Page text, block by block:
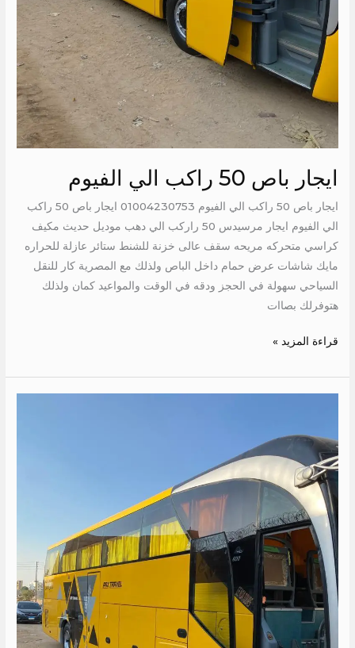
ايجار باص 50 راكب الي الفيوم
ايجار باص 50 راكب الي الفيوم 01004230753 ايجار باص 50 راكب
الي الفيوم ايجار مرسيدس 50 راركب الي دهب موديل حديث مكيف
كراسي متحركه مريحه سقف عالى خزنة للشنط ستائر عازلة للحراره
مايك شاشات عرض حمام داخل الباص ولذلك مع المصرية كار للنقل
السياحي سهولة في الحجز ودقه في الوقت والمواعيد كمان ولذلك
هتوفرلك بصاات
قراءة المزيد »
600
الي
دهب